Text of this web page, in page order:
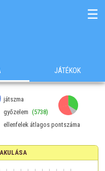
☰
JÁTÉKOK
játszma
győzelem (5738)
ellenfelek átlagos pontszáma